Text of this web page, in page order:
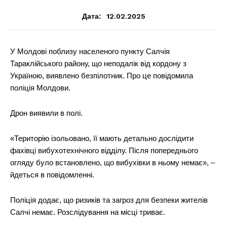
Дата: 12.02.2025
У Молдові поблизу населеного пункту Салчія
Тараклійського району, що неподалік від кордону з
Україною, виявлено безпілотник. Про це повідомила
поліція Молдови.
Дрон виявили в полі.
«Територію ізольовано, її мають детально дослідити
фахівці вибухотехнічного відділу. Після попереднього
огляду було встановлено, що вибухівки в ньому немає», –
йдеться в повідомленні.
Поліція додає, що ризиків та загроз для безпеки жителів
Салчі немає. Розслідування на місці триває.